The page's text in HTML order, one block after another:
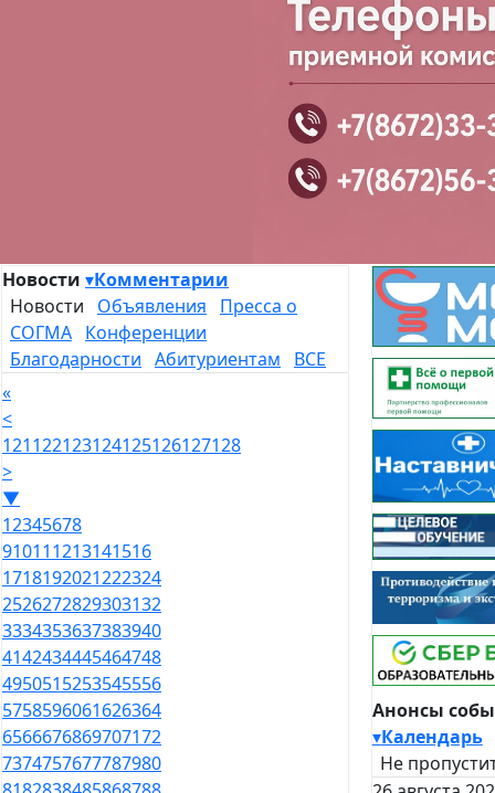
Новости ▾Комментарии
Новости Объявления
Пресса о
СОГМА Конференции
Благодарности Абитуриентам
ВСЕ
«
<
121122123124125126127128
>
▼
12345678
910111213141516
1718192021222324
2526272829303132
3334353637383940
4142434445464748
4950515253545556
5758596061626364
6566676869707172
7374757677787980
Анонсы
▾Календарь
Не